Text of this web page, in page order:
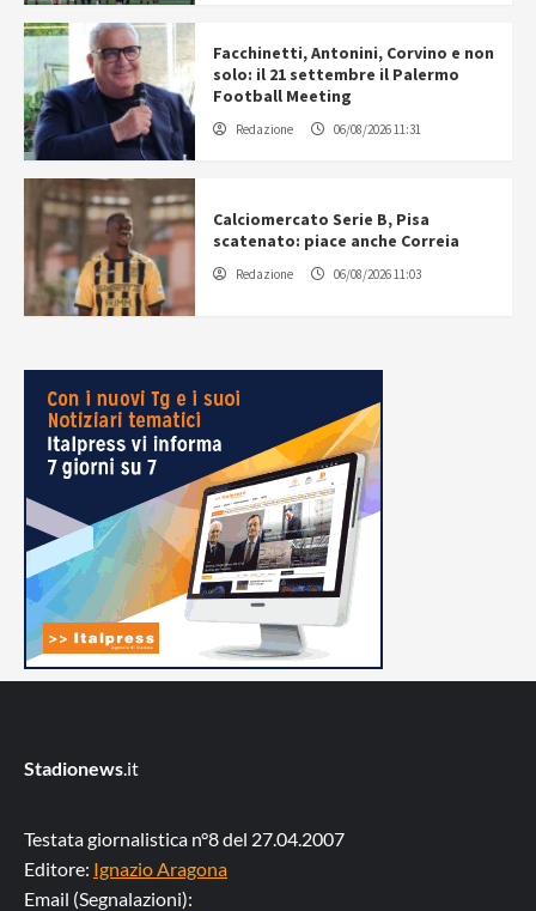
Facchinetti, Antonini, Corvino e non
solo: il 21 settembre il Palermo
Football Meeting
Redazione 06/08/2026 11:31
Calciomercato Serie B, Pisa
scatenato: piace anche Correia
Redazione 06/08/2026 11:03
Stadionews.it
Testata giornalistica n°8 del 27.04.2007
Editore: Ignazio Aragona
Email (Segnalazioni):